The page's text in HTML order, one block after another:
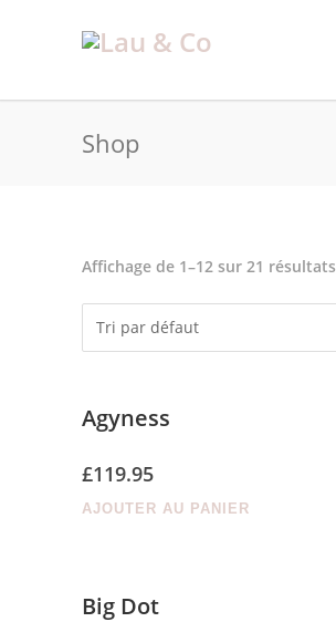
Shop
Affichage de 1–12 sur 21 résultats
Agyness
£119.95
AJOUTER AU PANIER
Big Dot